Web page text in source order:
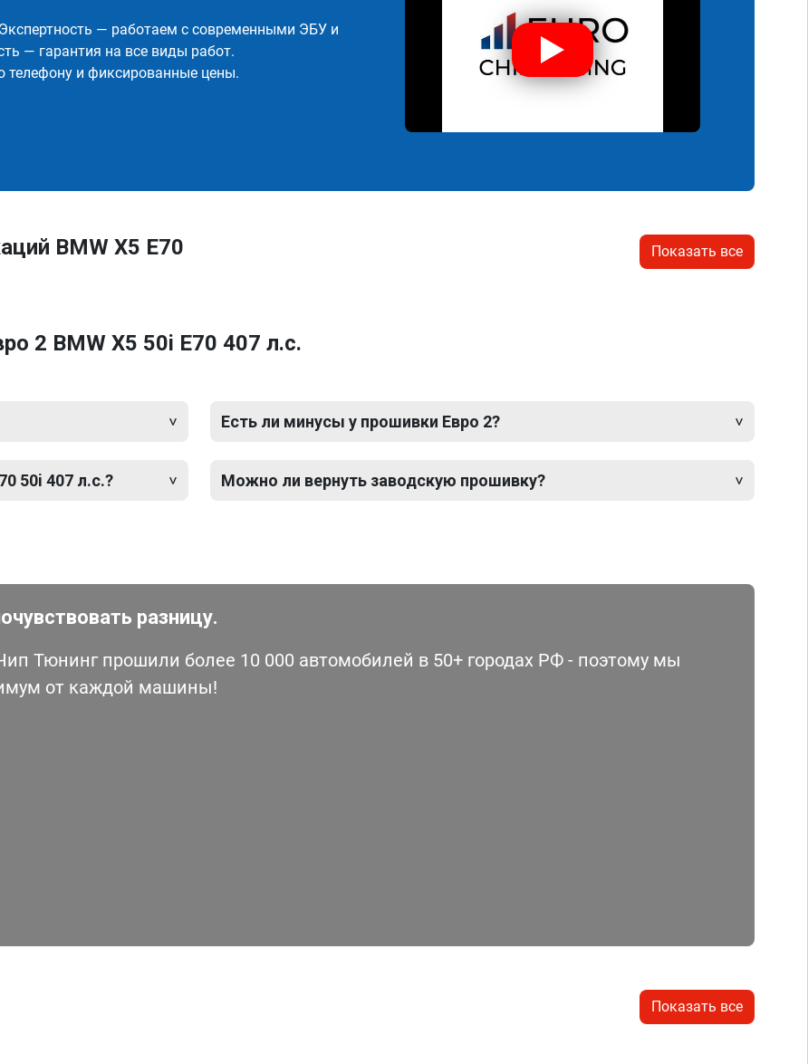
— работаем с современными ЭБУ и
— гарантия на все виды работ.
телефону и фиксированные цены.
BMW X5 E70 Показать все
2 BMW X5 50i E70 407 л.с.
50i 407 л.с.?
Есть ли минусы у прошивки Евро 2?
Можно ли вернуть заводскую прошивку?
разницу.
Тюнинг прошили более 10 000 автомобилей в 50+ городах РФ - поэтому мы
от каждой машины!
Показать все